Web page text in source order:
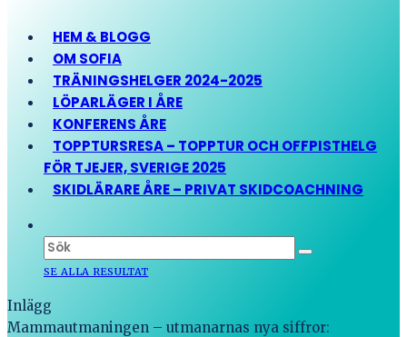
HEM & BLOGG
OM SOFIA
TRÄNINGSHELGER 2024-2025
LÖPARLÄGER I ÅRE
KONFERENS ÅRE
TOPPTURSRESA – TOPPTUR OCH OFFPISTHELG
FÖR TJEJER, SVERIGE 2025
SKIDLÄRARE ÅRE – PRIVAT SKIDCOACHNING
SE ALLA RESULTAT
Inlägg
Mammautmaningen – utmanarnas nya siffror: